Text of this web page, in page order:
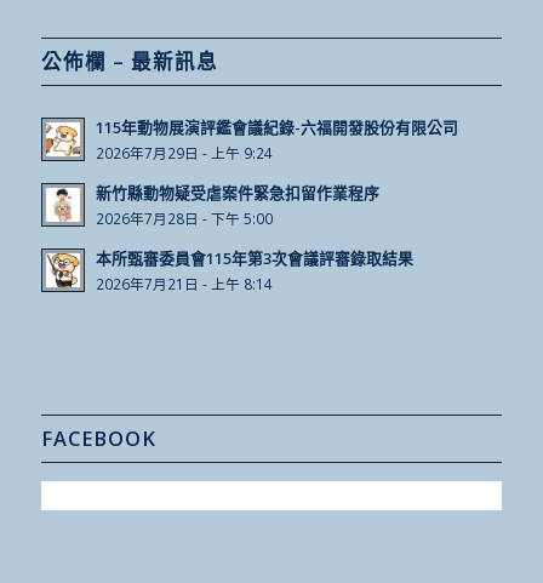
公佈欄 – 最新訊息
115年動物展演評鑑會議紀錄-六福開發股份有限公司
2026年7月29日 - 上午 9:24
新竹縣動物疑受虐案件緊急扣留作業程序
2026年7月28日 - 下午 5:00
本所甄審委員會115年第3次會議評審錄取結果
2026年7月21日 - 上午 8:14
FACEBOOK